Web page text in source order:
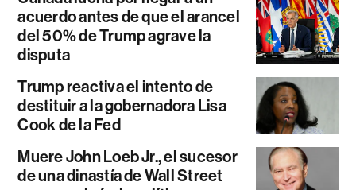
acuerdo antes de que el arancel
del 50% de Trump agrave la
disputa
Trump reactiva el intento de
destituir a la gobernadora Lisa
Cook de la Fed
Muere John Loeb Jr., el sucesor
de una dinastía de Wall Street